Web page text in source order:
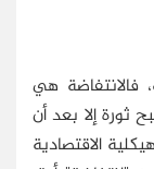
فالانتفاضة هي
ثورة إلا بعد أن
الاقتصادية